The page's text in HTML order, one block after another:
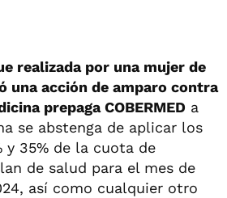
realizada por una mujer de
una acción de amparo contra
prepaga COBERMED a
se abstenga de aplicar los
y 35% de la cuota de
de salud para el mes de
así como cualquier otro